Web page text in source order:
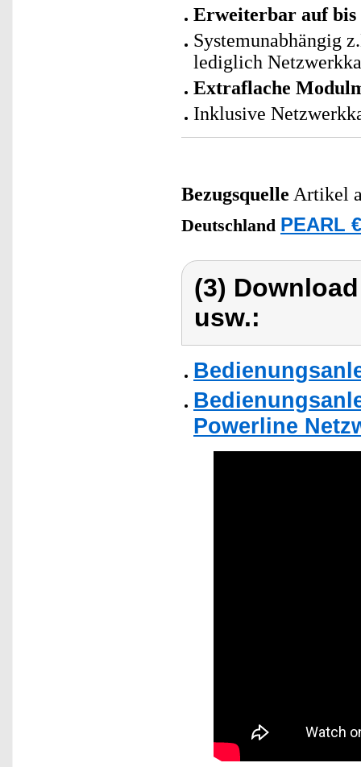
Erweiterbar auf bis
Systemunabhängig
lediglich
Extraflache
Inklusive
Bezugsquelle Artikel
Deutschland PEARL
(3)
usw.:
Powerline